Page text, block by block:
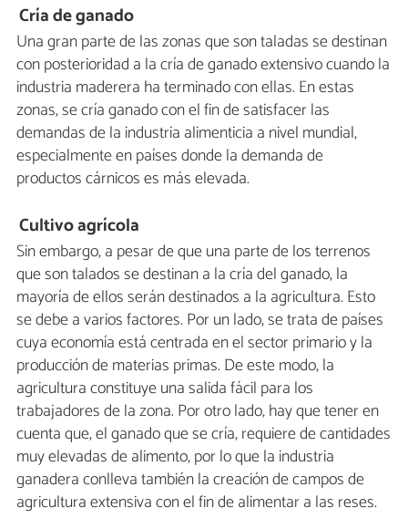
Cría de ganado
Una gran parte de las zonas que son taladas se destinan
con posterioridad a la cría de ganado extensivo cuando la
industria maderera ha terminado con ellas. En estas
zonas, se cría ganado con el fin de satisfacer las
demandas de la industria alimenticia a nivel mundial,
especialmente en países donde la demanda de
productos cárnicos es más elevada.
Cultivo agrícola
Sin embargo, a pesar de que una parte de los terrenos
que son talados se destinan a la cría del ganado, la
mayoría de ellos serán destinados a la agricultura. Esto
se debe a varios factores. Por un lado, se trata de países
cuya economía está centrada en el sector primario y la
producción de materias primas. De este modo, la
agricultura constituye una salida fácil para los
trabajadores de la zona. Por otro lado, hay que tener en
cuenta que, el ganado que se cría, requiere de cantidades
muy elevadas de alimento, por lo que la industria
ganadera conlleva también la creación de campos de
agricultura extensiva con el fin de alimentar a las reses.